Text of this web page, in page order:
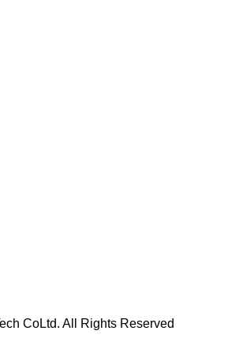
CoLtd. All Rights Reserved